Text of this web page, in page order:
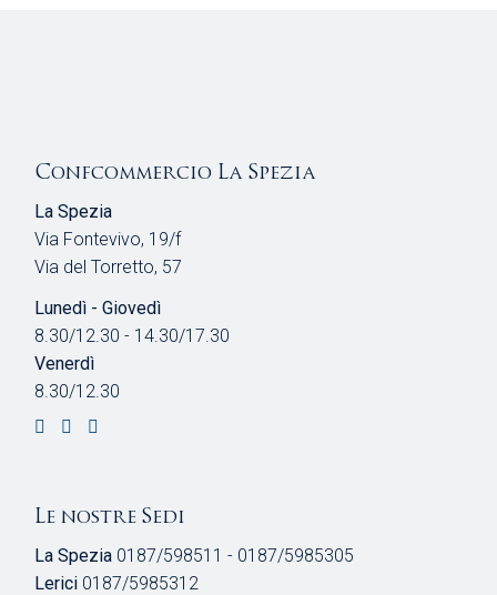
Confcommercio La Spezia
La Spezia
Via Fontevivo, 19/f
Via del Torretto, 57
Lunedì - Giovedì
8.30/12.30 - 14.30/17.30
Venerdì
8.30/12.30
Le nostre Sedi
La Spezia 0187/598511 - 0187/5985305
Lerici 0187/5985312